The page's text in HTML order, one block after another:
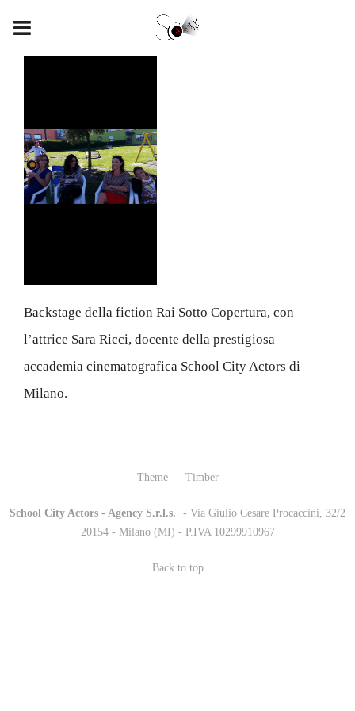
Backstage della fiction Rai Sotto Copertura, con
l’attrice Sara Ricci, docente della prestigiosa
accademia cinematografica School City Actors di
Milano.
Theme — Timber
School City Actors - Agency S.r.l.s.
- Via Giulio Cesare Procaccini, 32/2
20154 - Milano (MI) - P.IVA 10299910967
Back to top